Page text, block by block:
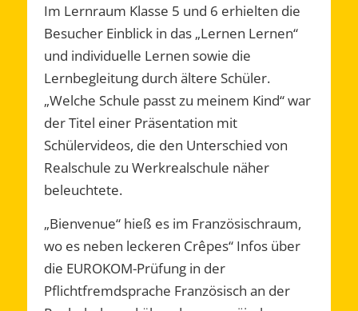
Im Lernraum Klasse 5 und 6 erhielten die
Besucher Einblick in das „Lernen Lernen“
und individuelle Lernen sowie die
Lernbegleitung durch ältere Schüler.
„Welche Schule passt zu meinem Kind“ war
der Titel einer Präsentation mit
Schülervideos, die den Unterschied von
Realschule zu Werkrealschule näher
beleuchtete.
„Bienvenue“ hieß es im Französischraum,
wo es neben leckeren Crêpes“ Infos über
die EUROKOM-Prüfung in der
Pflichtfremdsprache Französisch an der